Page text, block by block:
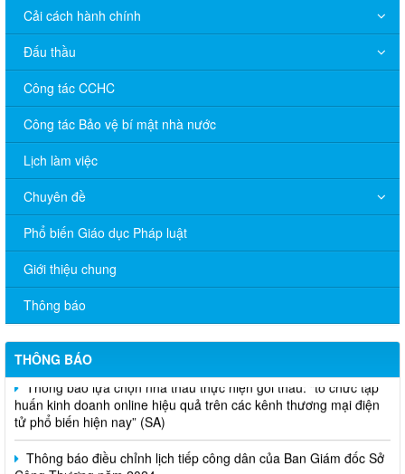
Cải cách hành chính
Đấu thầu
Công tác CCHC
Công tác Bảo vệ bí mật nhà nước
Lịch làm việc
Chuyên đề
Phổ biến Giáo dục Pháp luật
Giới thiệu chung
Thông báo
THÔNG BÁO
V/v đề nghị báo cáo hệ thống phân phối, nhãn hiệu hàng hóa
và hoạt động mua bán khí trên địa bàn tỉnh năm 2025 (nhắc lần
2).
Thông báo bán thanh lý tài sản công theo hình thức chỉ định
Thông báo lựa chọn nhà thầu thực hiện gói thầu: “tổ chức tập
huấn kinh doanh online hiệu quả trên các kênh thương mại điện
tử phổ biến hiện nay” (SA)
Thông báo điều chỉnh lịch tiếp công dân của Ban Giám đốc Sở
Công Thương năm 2024